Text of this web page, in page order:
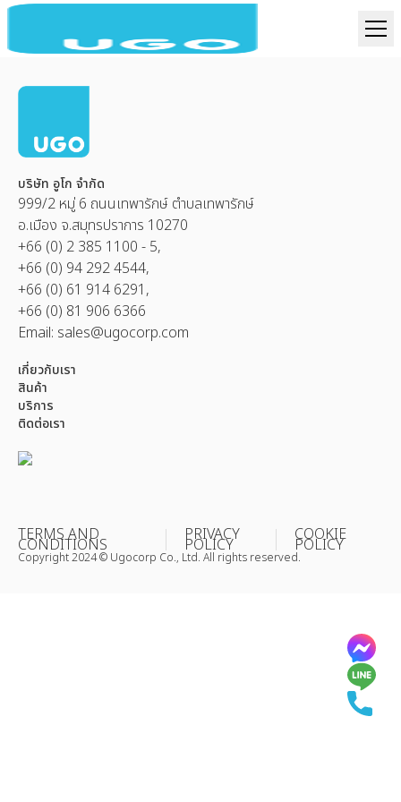
บริษัท อูโก จำกัด
999/2 หมู่ 6 ถนนเทพารักษ์ ตำบลเทพารักษ์
อ.เมือง จ.สมุทรปราการ 10270
+66 (0) 2 385 1100 - 5,
+66 (0) 94 292 4544,
+66 (0) 61 914 6291,
+66 (0) 81 906 6366
Email: sales@ugocorp.com
เกี่ยวกับเรา
สินค้า
บริการ
ติดต่อเรา
TERMS AND
CONDITIONS PRIVACY
POLICY COOKIE
POLICY
Copyright 2024 © Ugocorp Co., Ltd. All rights reserved.